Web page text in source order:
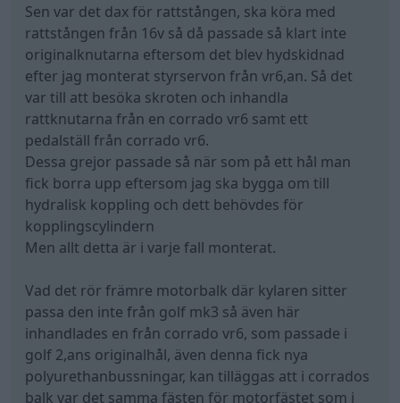
Sen var det dax för rattstången, ska köra med
rattstången från 16v så då passade så klart inte
originalknutarna eftersom det blev hydskidnad
efter jag monterat styrservon från vr6,an. Så det
var till att besöka skroten och inhandla
rattknutarna från en corrado vr6 samt ett
pedalställ från corrado vr6.
Dessa grejor passade så när som på ett hål man
fick borra upp eftersom jag ska bygga om till
hydralisk koppling och dett behövdes för
kopplingscylindern
Men allt detta är i varje fall monterat.
Vad det rör främre motorbalk där kylaren sitter
passa den inte från golf mk3 så även här
inhandlades en från corrado vr6, som passade i
golf 2,ans originalhål, även denna fick nya
polyurethanbussningar, kan tilläggas att i corrados
balk var det samma fästen för motorfästet som i